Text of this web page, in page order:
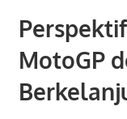
MotoGP